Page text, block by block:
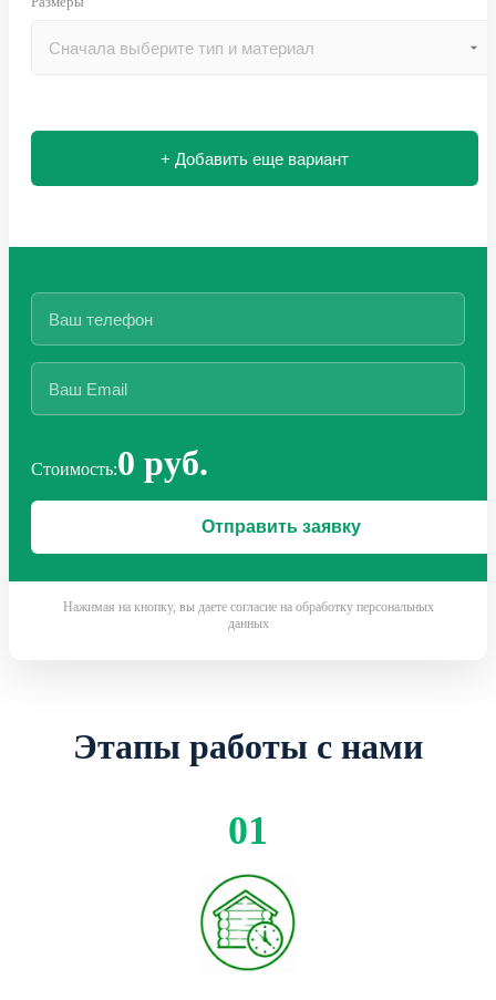
+ Добавить еще вариант
Стоимость:0 руб.
Нажимая на кнопку, вы даете согласие на обработку персональных
данных
Этапы работы с нами